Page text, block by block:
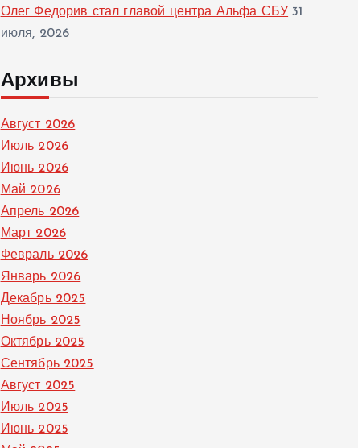
Олег Федорив стал главой центра Альфа СБУ 31
июля, 2026
Архивы
Август 2026
Июль 2026
Июнь 2026
Май 2026
Апрель 2026
Март 2026
Февраль 2026
Январь 2026
Декабрь 2025
Ноябрь 2025
Октябрь 2025
Сентябрь 2025
Август 2025
Июль 2025
Июнь 2025